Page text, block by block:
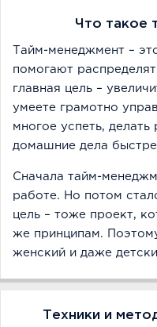
Что такое
Тайм-менеджмент –
помогают
главная цель –
умеете грамотно
многое успеть,
домашние дела
Сначала тайм-
работе. Но потом
цель – тоже проект,
же принципам.
женский и даже
Техники и